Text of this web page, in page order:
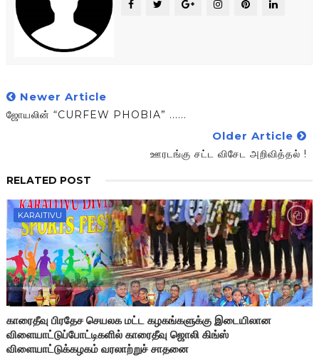
Newer Article
ஜோயலின் “CURFEW PHOBIA” ......
Older Article
ஊரடங்கு சட்ட விசேட அறிவித்தல் !
RELATED POST
KARAITIVU
காரைதீவு பிரதேச செயலக மட்ட கழகங்களுக்கு இடையிலான
விளையாட்டுப்போட்டிகளில் காரைதீவு ஜொலி கிங்ஸ்
விளையாட்டுக்கழகம் வரலாற்றுச் சாதனை